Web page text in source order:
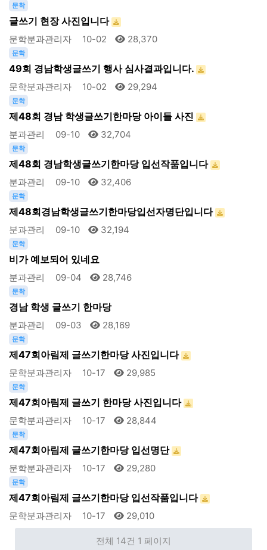
문학
글쓰기 현장 사진입니다
문학분과관리자 10-02 28,370
문학
49회 경남학생글쓰기 행사 심사결과입니다.
문학분과관리자 10-02 29,294
문학
제48회 경남 학생글쓰기한마당 아이들 사진
분과관리 09-10 32,704
문학
제48회 경남학생글쓰기한마당 입선작품입니다
분과관리 09-10 32,406
문학
제48회경남학생글쓰기한마당입선자명단입니다
분과관리 09-10 32,194
문학
비가 예보되어 있네요
분과관리 09-04 28,746
문학
경남 학생 글쓰기 한마당
분과관리 09-03 28,169
문학
제47회아림제 글쓰기한마당 사진입니다
문학분과관리자 10-17 29,985
문학
제47회아림제 글쓰기 한마당 사진입니다
문학분과관리자 10-17 28,844
문학
제47회아림제 글쓰기한마당 입선명단
문학분과관리자 10-17 29,280
문학
제47회아림제 글쓰기한마당 입선작품입니다
문학분과관리자 10-17 29,010
전체 14건 1 페이지